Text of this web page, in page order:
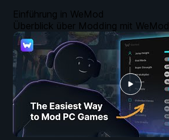
Einführung in WeMod
Überblick über Modding mit WeMod